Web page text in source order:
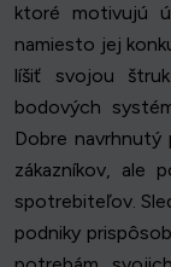
ktoré motivujú
namiesto jej
líšiť svojou
bodových
Dobre navrhnutý
zákazníkov, ale
spotrebiteľov.
podniky